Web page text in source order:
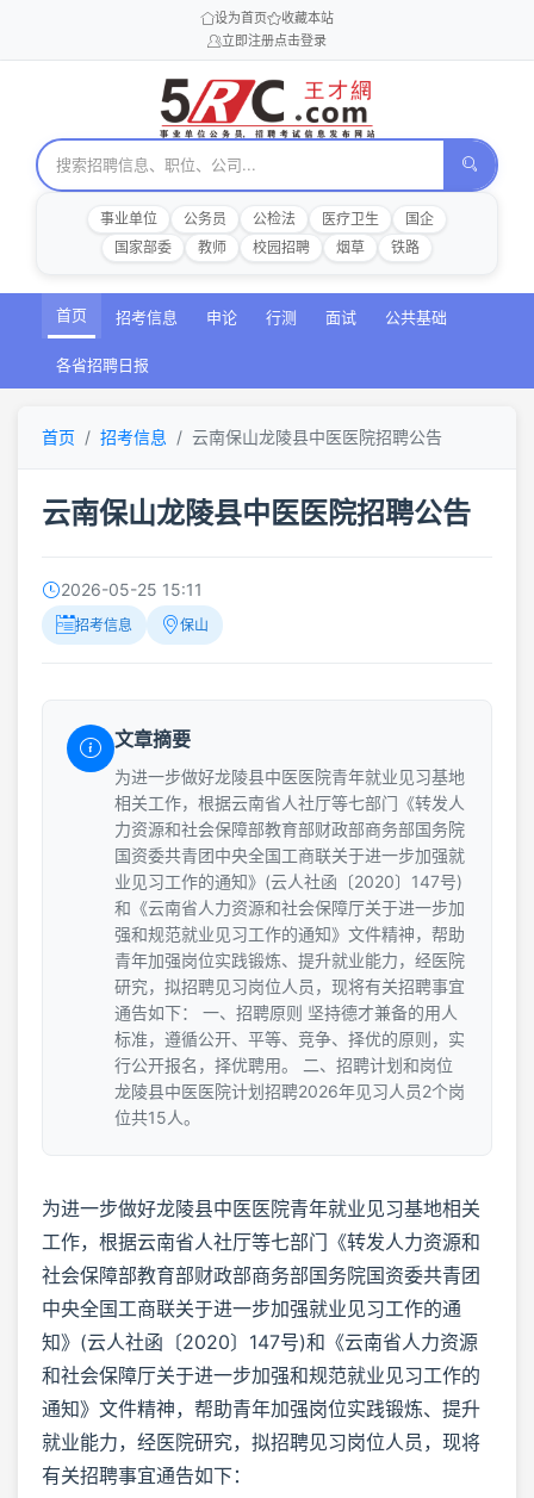
设为首页
收藏本站
立即注册点击登录
事业单位 公务员 公检法 医疗卫生
国企
国家部委
教师 校园招聘 烟草 铁路
首页 招考信息 申论 行测 面试 公共基础
各省招聘日报
首页 招考信息 云南保山龙陵县中医医院招聘公告
云南保山龙陵县中医医院招聘公告
2026-05-25 15:11
招考信息 保山
文章摘要
为进一步做好龙陵县中医医院青年就业见习基地
相关工作，根据云南省人社厅等七部门《转发人
力资源和社会保障部教育部财政部商务部国务院
国资委共青团中央全国工商联关于进一步加强就
业见习工作的通知》(云人社函〔2020〕147号)
和《云南省人力资源和社会保障厅关于进一步加
强和规范就业见习工作的通知》文件精神，帮助
青年加强岗位实践锻炼、提升就业能力，经医院
研究，拟招聘见习岗位人员，现将有关招聘事宜
通告如下： 一、招聘原则 坚持德才兼备的用人
标准，遵循公开、平等、竞争、择优的原则，实
行公开报名，择优聘用。 二、招聘计划和岗位
龙陵县中医医院计划招聘2026年见习人员2个岗
位共15人。
为进一步做好龙陵县中医医院青年就业见习基地相关
工作，根据云南省人社厅等七部门《转发人力资源和
社会保障部教育部财政部商务部国务院国资委共青团
中央全国工商联关于进一步加强就业见习工作的通
知》(云人社函〔2020〕147号)和《云南省人力资源
和社会保障厅关于进一步加强和规范就业见习工作的
通知》文件精神，帮助青年加强岗位实践锻炼、提升
就业能力，经医院研究，拟招聘见习岗位人员，现将
有关招聘事宜通告如下：